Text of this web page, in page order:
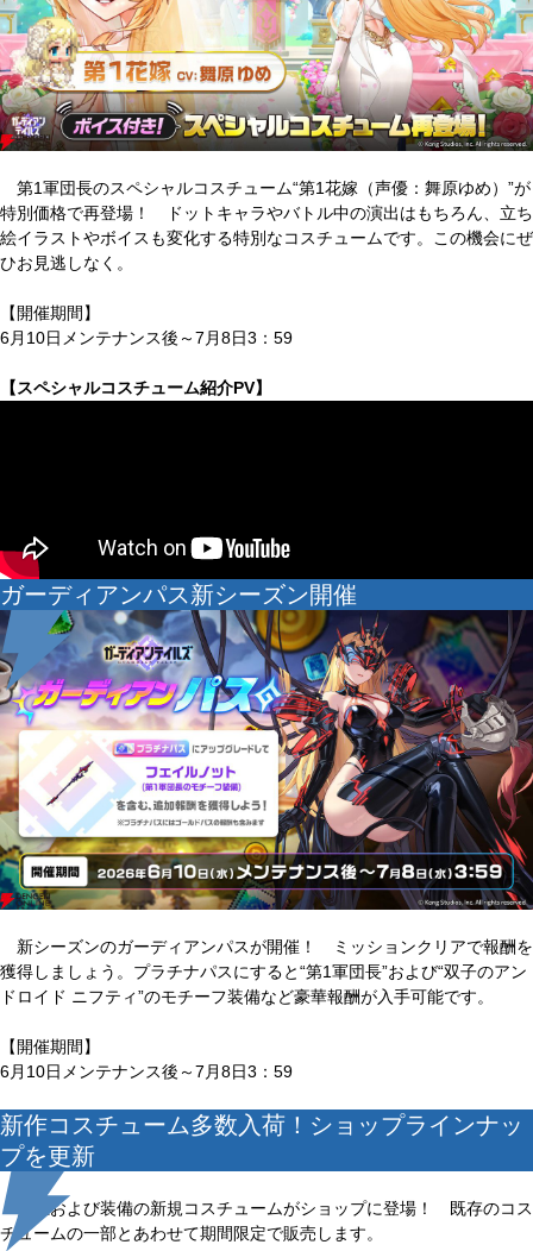
第1軍団長のスペシャルコスチューム“第1花嫁（声優：舞原ゆめ）”が
特別価格で再登場！ ドットキャラやバトル中の演出はもちろん、立ち
絵イラストやボイスも変化する特別なコスチュームです。この機会にぜ
ひお見逃しなく。
【開催期間】
6月10日メンテナンス後～7月8日3：59
【スペシャルコスチューム紹介PV】
ガーディアンパス新シーズン開催
新シーズンのガーディアンパスが開催！ ミッションクリアで報酬を
獲得しましょう。プラチナパスにすると“第1軍団長”および“双子のアン
ドロイド ニフティ”のモチーフ装備など豪華報酬が入手可能です。
【開催期間】
6月10日メンテナンス後～7月8日3：59
新作コスチューム多数入荷！ショップラインナッ
プを更新
英雄および装備の新規コスチュームがショップに登場！ 既存のコス
チュームの一部とあわせて期間限定で販売します。